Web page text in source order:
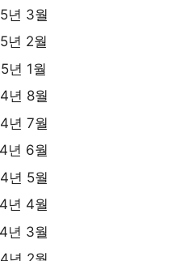
년 3월
년 2월
년 1월
년 8월
년 7월
년 6월
년 5월
년 4월
년 3월